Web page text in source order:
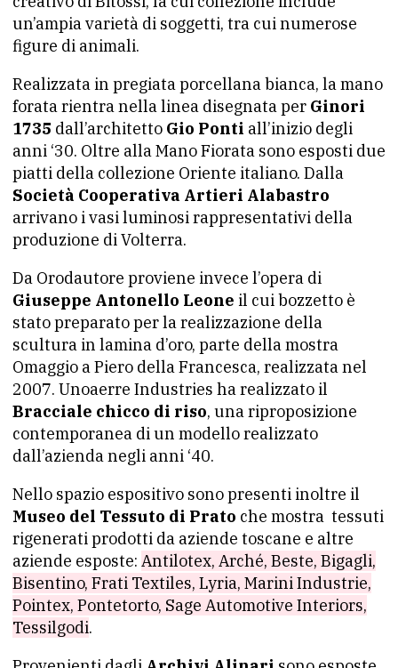
un’ampia varietà di soggetti, tra cui numerose
figure di animali.
Realizzata in pregiata porcellana bianca, la mano
forata rientra nella linea disegnata per Ginori
1735 dall’architetto Gio Ponti all’inizio degli
anni ‘30. Oltre alla Mano Fiorata sono esposti due
piatti della collezione Oriente italiano. Dalla
Società Cooperativa Artieri Alabastro
arrivano i vasi luminosi rappresentativi della
produzione di Volterra.
Da Orodautore proviene invece l’opera di
Giuseppe Antonello Leone il cui bozzetto è
stato preparato per la realizzazione della
scultura in lamina d’oro, parte della mostra
Omaggio a Piero della Francesca, realizzata nel
2007. Unoaerre Industries ha realizzato il
Bracciale chicco di riso, una riproposizione
contemporanea di un modello realizzato
dall’azienda negli anni ‘40.
Nello spazio espositivo sono presenti inoltre il
Museo del Tessuto di Prato che mostra tessuti
rigenerati prodotti da aziende toscane e altre
aziende esposte: Antilotex, Arché, Beste, Bigagli,
Bisentino, Frati Textiles, Lyria, Marini Industrie,
Pointex, Pontetorto, Sage Automotive Interiors,
Tessilgodi.